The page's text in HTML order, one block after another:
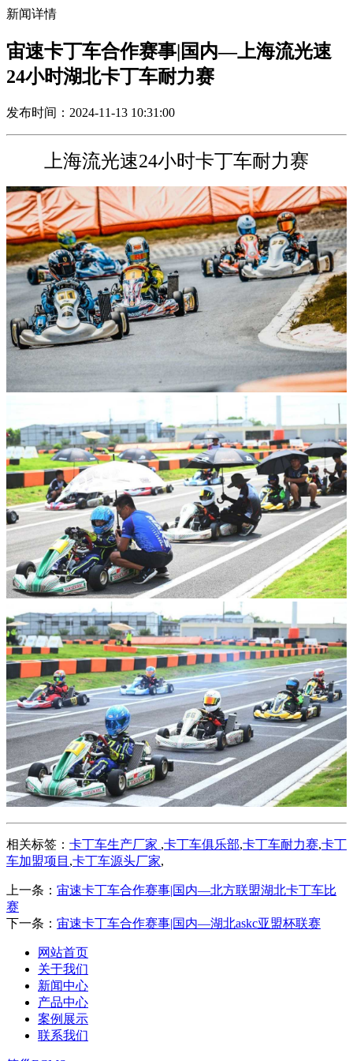
新闻详情
宙速卡丁车合作赛事|国内—上海流光速
24小时湖北卡丁车耐力赛
发布时间：2024-11-13 10:31:00
上海流光速24小时卡丁车耐力赛
相关标签： 卡丁车生产厂家 ,卡丁车俱乐部,卡丁车耐力赛,卡丁
车加盟项目 ,卡丁车源头厂家,
上一条： 宙速卡丁车合作赛事|国内—北方联盟湖北卡丁车比
赛
下一条： 宙速卡丁车合作赛事|国内—湖北askc亚盟杯联赛
网站首页
关于我们
新闻中心
产品中心
案例展示
联系我们